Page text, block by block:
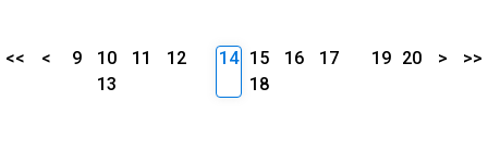
<< < 9 10 11
12
13
14 15 16
17
18
19 20 > >>